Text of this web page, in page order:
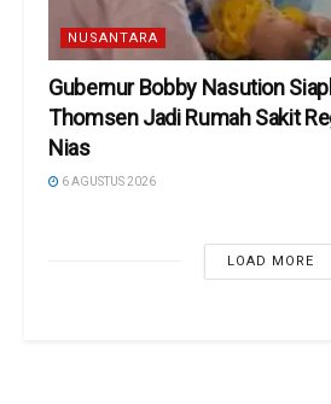
NUSANTARA
Gubernur Bobby Nasution
Thomsen Jadi Rumah Sakit
Nias
6 AGUSTUS 2026
LOAD MORE